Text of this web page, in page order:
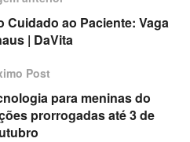
ao Paciente: Vaga
| DaVita
Post
para meninas do
prorrogadas até 3 de